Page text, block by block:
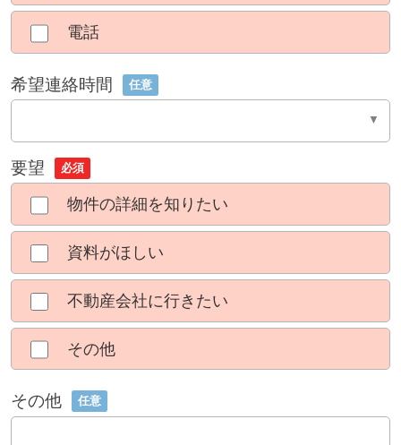
電話
希望連絡時間 任意
要望 必須
物件の詳細を知りたい
資料がほしい
不動産会社に行きたい
その他
その他 任意